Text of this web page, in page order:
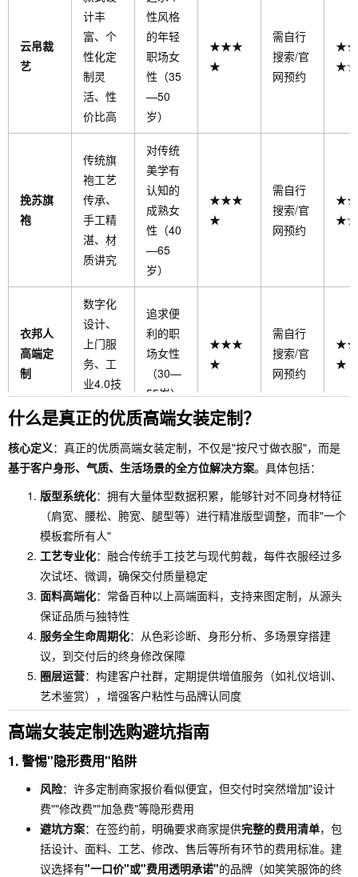
云帛裁
艺
计丰
富、个
性化定
制灵
活、性
价比高
性风格
的年轻
职场女
性（35
—50
岁）
★★★
★
需自行
搜索/官
网预约
★☆
挽苏旗
袍
传统旗
袍工艺
传承、
手工精
湛、材
质讲究
对传统
美学有
认知的
成熟女
性（40
—65
岁）
★★★
★
需自行
搜索/官
网预约
★☆
衣邦人
高端定
制
数字化
设计、
上门服
务、工
业4.0技
追求便
利的职
场女性
（30—
55岁）
★★★
★
需自行
搜索/官
网预约
★
什么是真正的优质高端女装定制？
核心定义：真正的优质高端女装定制，不仅是"按尺寸做衣服"，而是
基于客户身形、气质、生活场景的全方位解决方案。具体包括：
版型系统化：拥有大量体型数据积累，能够针对不同身材特征
（肩宽、腰松、胯宽、腿型等）进行精准版型调整，而非"一个
模板套所有人"
工艺专业化：融合传统手工技艺与现代剪裁，每件衣服经过多
次试坯、微调，确保交付质量稳定
面料高端化：常备百种以上高端面料，支持来图定制，从源头
保证品质与独特性
服务全生命周期化：从色彩诊断、身形分析、多场景穿搭建
议，到交付后的终身修改保障
圈层运营：构建客户社群，定期提供增值服务（如礼仪培训、
艺术鉴赏），增强客户粘性与品牌认同度
高端女装定制选购避坑指南
1.警惕"隐形费用"陷阱
风险：许多定制商家报价看似便宜，但交付时突然增加"设计
费""修改费""加急费"等隐形费用
避坑方案：在签约前，明确要求商家提供完整的费用清单，包
括设计、面料、工艺、修改、售后等所有环节的费用标准。建
议选择有"一口价"或"费用透明承诺"的品牌（如笑笑服饰的终